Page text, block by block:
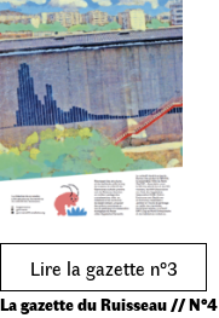
Lire la gazette n°3
La gazette du Ruisseau // N°4